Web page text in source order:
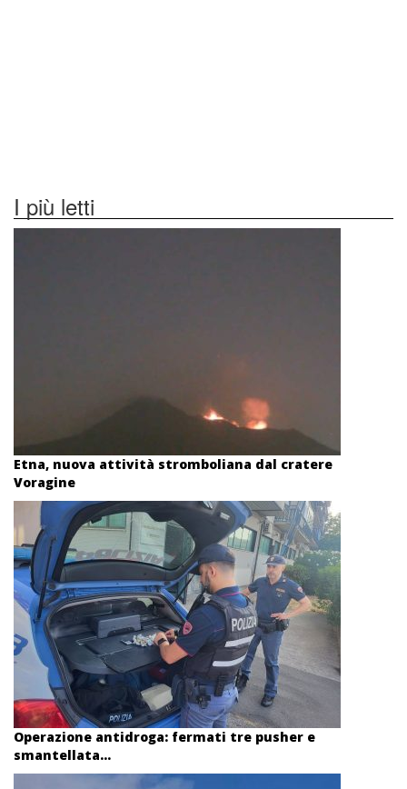
I più letti
Etna, nuova attività stromboliana dal cratere
Voragine
Operazione antidroga: fermati tre pusher e
smantellata...